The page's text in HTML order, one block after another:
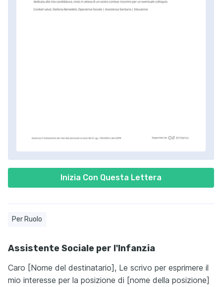
Inizia Con Questa Lettera
Per Ruolo
Assistente Sociale per l'Infanzia
Caro [Nome del destinatario], Le scrivo per esprimere il
mio interesse per la posizione di [nome della posizione]